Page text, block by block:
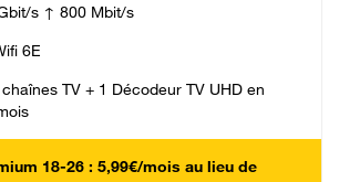
s ↑ 800 Mbit/s
6E
TV + 1 Décodeur TV UHD en
18-26 : 5,99€/mois au lieu de